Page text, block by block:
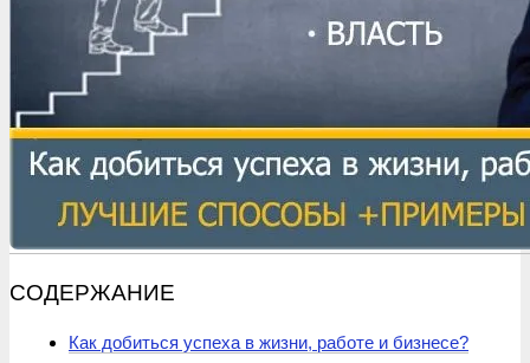
СОДЕРЖАНИЕ
Как добиться успеха в жизни, работе и бизнесе?